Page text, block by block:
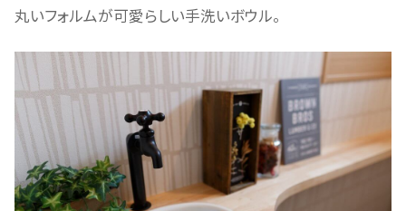
丸いフォルムが可愛らしい手洗いボウル。